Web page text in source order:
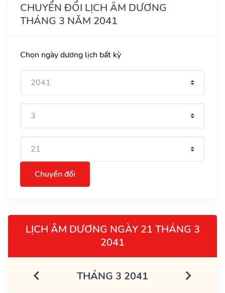
CHUYỂN ĐỔI LỊCH ÂM DƯƠNG
THÁNG 3 NĂM 2041
Chọn ngày dương lịch bất kỳ
Chuyển đổi
LỊCH ÂM DƯƠNG NGÀY 21 THÁNG 3
2041
THÁNG 3 2041